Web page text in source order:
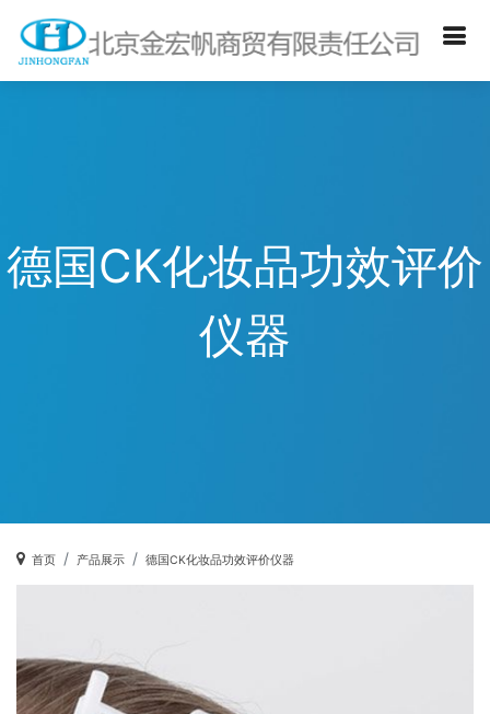
德国CK化妆品功效评价
仪器
首页 产品展示 德国CK化妆品功效评价仪器